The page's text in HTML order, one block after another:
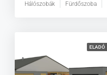
Hálószobák Fürdőszoba
ELADÓ